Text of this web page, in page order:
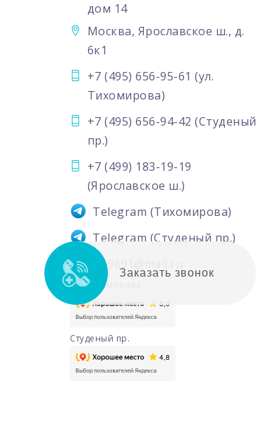
дом 14
Москва, Ярославское ш., д.
6к1
+7 (495) 656-95-61 (ул.
Тихомирова)
+7 (495) 656-94-42 (Студеный
пр.)
+7 (499) 183-19-19
(Ярославское ш.)
Telegram (Тихомирова)
Telegram (Студеный пр.)
6569691@mail.ru
ул. Тихомирова.
Студеный пр.
Заказать звонок